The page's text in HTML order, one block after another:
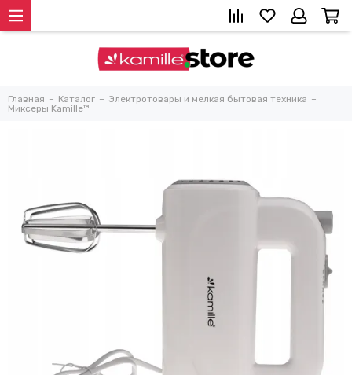
Главная Каталог
Электротовары и мелкая бытовая техника
Миксеры Kamille™